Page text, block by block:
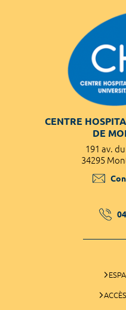
CENTRE
DE
191 av.
34295